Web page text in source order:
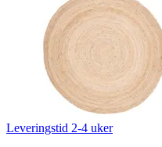
Leveringstid 2-4 uker